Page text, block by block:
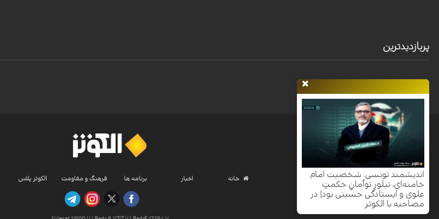
پربازدیدترین
اندیشمند تونسی: شخصیت امام
خامنه‌ای، تبلورِ توأمانِ حکمتِ
علوی و ایستادگی حسینی بود| در
مصاحبه با الکوثر
خانه اخبار برنامه ها فرهنگ و مقاومت الکوثر پلاس